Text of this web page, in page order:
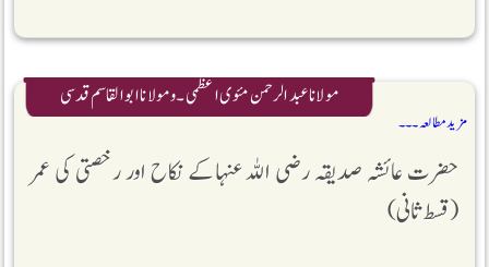
مولانا عبد الرحمن مئوی اعظمی ۔و مولانا ابوالقاسم قدسی
حضرت عائشہ صدیقہ رضی اللہ عنہاکے نکاح اور رخصتی کی عمر
(قسط ثانی)
مزید مطالعہ ۔۔۔